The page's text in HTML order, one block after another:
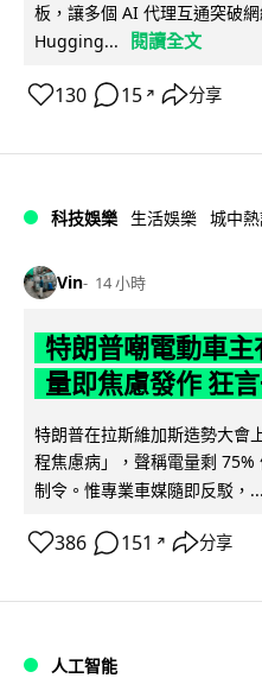
板，讓多個 AI 代理互通突破
Hugging...
閱讀全文
130 15 ↗ 分享
科技娛樂 生活娛樂 城中
Vin 14 小時
特朗普嘲電動車
量即焦慮發作 狂
特朗普在拉斯維加斯造勢大會
程焦慮病」，聲稱電量剩
制令。惟專業車媒隨即反駁，...
386 151 ↗ 分享
人工智能